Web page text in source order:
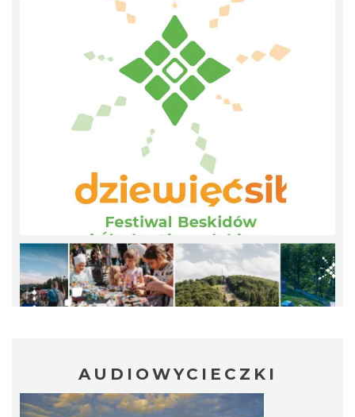
Patroni cieszyńskich ulic - wystawa
Ślad. Litera. Piksel. Wystawa z okazji 30-
lecia Muzeum Drukarstwa w Cieszynie
AUDIOWYCIECZKI